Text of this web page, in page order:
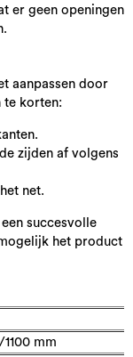
er geen openingen
aanpassen door
te korten:
zijden af volgens
net.
succesvolle
het product
mm